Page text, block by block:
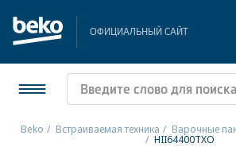
ОФИЦИАЛЬНЫЙ САЙТ
Beko Встраиваемая техника Варочные
HII64400TXO